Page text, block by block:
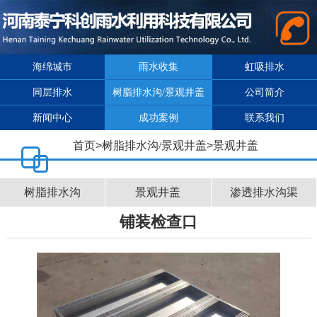
海绵城市 雨水收集 虹吸排水
同层排水 树脂排水沟/景观井盖 公司简介
新闻中心 成功案例 联系我们
首页>树脂排水沟/景观井盖>景观井盖
树脂排水沟 景观井盖 渗透排水沟渠
铺装检查口